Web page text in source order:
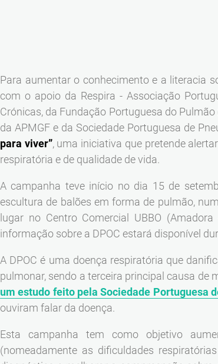
Para aumentar o conhecimento e a literacia
com o apoio da Respira - Associação
Crónicas, da Fundação Portuguesa do
da APMGF e da Sociedade Portuguesa de
para viver”, uma iniciativa que pretende
respiratória e de qualidade de vida.
A campanha teve início no dia 15 de
escultura de balões em forma de pulmão,
lugar no Centro Comercial UBBO
informação sobre a DPOC estará disponível
A DPOC é uma doença respiratória que
pulmonar, sendo a terceira principal causa de
um estudo feito pela Sociedade Portuguesa
ouviram falar da doença.
Esta campanha tem como objetivo
(nomeadamente as dificuldades